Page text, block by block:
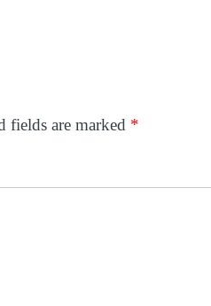
fields are marked *